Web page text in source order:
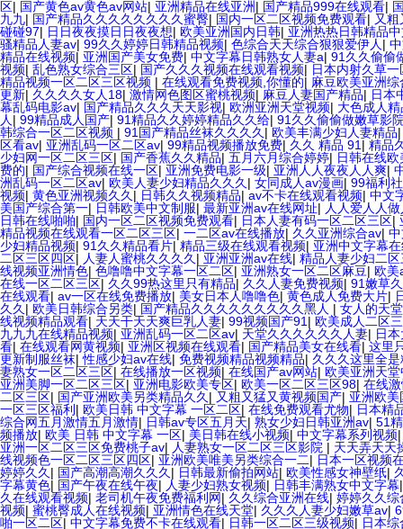
区| 国产黄色av黄色av网站| 亚洲精品在线亚洲| 国产精品999在线观看|
九九| 国产精品久久久久久久久久蜜臀| 国内一区二区视频免费观看| 又
碰碰97| 日日夜夜摸日日夜夜想| 欧美亚洲国内日韩| 亚洲热热日韩精品
骚精品人妻av| 99久久婷婷日韩精品视频| 色综合天天综合狠狠爱伊人 |
精品在线视频| 亚洲国产美女免费| 中文字幕日韩熟女人妻a| 91久久偷偷
视频| 乱色熟女综合三区| 国产久久久视频在线观看视频| 日本内射久草一
精品视频一区二区三区视频 | 在线观看免费视频,你懂的| 麻豆欧美亚洲综
更新| 久久久久女人18| 激情网色图区蜜桃视频| 麻豆人妻国产精品| 日本
幕乱码电影av| 国产精品久久久天天影视| 欧洲亚洲天堂视频| 大色成人
人 | 99精品成人国产| 91精品久久婷婷精品久久给| 91久久偷偷做嫩草影
韩综合一区二区视频 | 91国产精品丝袜久久久久 | 欧美丰满少妇人妻精品
区看av| 亚洲乱码一区二区av| 99精品视频播放免费| 久久 精品 91 | 精品
少妇网一区二区三区| 国产香蕉久久精品| 五月六月综合婷婷| 日韩在线欧
费的| 国产综合视频在线一区| 亚洲免费电影一级| 亚洲人人夜夜人人爽|
洲乱码一区二区av| 欧美人妻少妇精品久久久 | 女同成人av漫画| 99福利
视频| 黄色亚洲视频久久 | 日韩久久视频精品| av不卡在线观看视频| 中文
美国产综合第一| 日韩欧美中文制服| 最新亚洲av在线网址| 人人爱人人
日韩在线啪啪| 国内一区二区视频免费观看| 日本人妻有码一区二区三区|
精品视频在线观看一区二区三区| 一二区av在线播放| 久久亚洲综合av|
少妇精品视频| 91久久精品看片| 精品三级在线观看视频| 亚洲中文字幕
二区三区四区| 人妻人蜜桃久久久久 | 亚洲亚洲av在线| 精品人妻少妇二区
线视频亚洲情色| 色噜噜中文字幕一区二区| 亚洲熟女一区二区麻豆| 欧美
在线一区二区三区| 久久99热这里只有精品| 久久人妻免费视频| 91嫩草
在线观看| av一区在线免费播放| 美女日本人噜噜色| 黄色成人免费大片|
久久 | 欧美日韩综合另类| 国产精品久久久久久久久久久黑人 | 女人的天
线视频精品观看| 天天干天天爽巨乳人妻| 99视频国产91 | 欧美成人二区
九九九在线精品视频| 亚洲乱码一区二区av| 天堂久久久久久久人妻| 日
看| 在线观看网黄视频| 亚洲区视频在线观看| 国产精品美女在线看| 这里
更新制服丝袜|性感少妇av在线| 免费视频精品视频精品| 久久久这里全
妻熟女一区二区三区| 在线播放一区视频| 在线国产av网站| 欧美亚洲天
亚洲美脚一区二区三区| 亚洲电影欧美专区| 欧美一区二区三区98| 在线
二区三区| 国产亚洲欧美另类精品久久 | 又粗又猛又黄视频国产| 亚洲欧
一区三区福利 | 欧美日韩 中文字幕 一区二区| 在线免费观看尤物| 日本精
综合网五月激情五月激情| 日韩av专区五月天| 熟女少妇日韩亚洲av| 51
频播放| 欧美 日韩 中文字幕 一区| 美日韩在线小视频| 中文字幕系列视频
亚洲一区二区三区免费桃子av| 人妻熟女一区二区三区影院 | 天天弄天天
线视频色一区二区三区四区| 亚洲欧美唯美另类综合一二| 日本一区视频
婷婷久久 | 国产高潮高潮久久久 | 日韩最新偷拍网站| 欧美性感女神壁纸|
字幕黄色| 国产午夜在线午夜| 人妻少妇熟女视频| 日韩丰满熟女中文字幕
久在线观看视频| 老司机午夜免费福利网| 久久综合亚洲在线| 婷婷久久综
视频| 蜜桃臀成人在线视频| 亚洲情色在线天堂| 久久久人妻少妇嫩草av|
啪一区二区| 中文字幕免费不卡在线观看| 日韩一区二区三级视频| 日本